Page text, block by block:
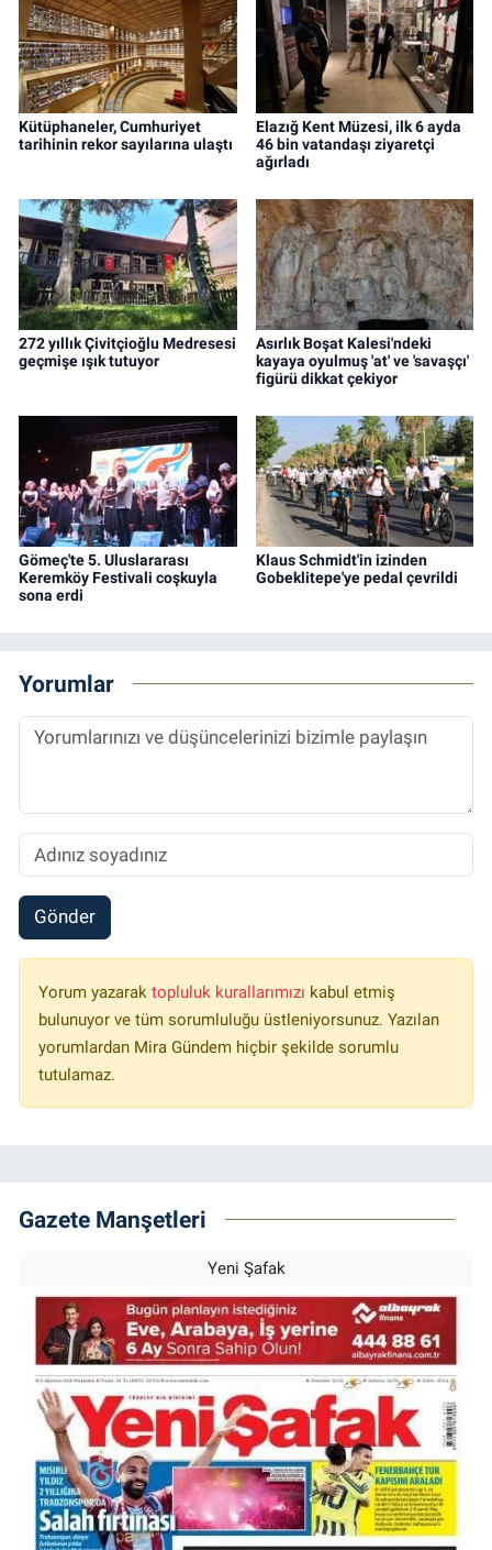
Kütüphaneler, Cumhuriyet
tarihinin rekor sayılarına ulaştı
Elazığ Kent Müzesi, ilk 6 ayda
46 bin vatandaşı ziyaretçi
ağırladı
272 yıllık Çivitçioğlu Medresesi
geçmişe ışık tutuyor
Asırlık Boşat Kalesi'ndeki
kayaya oyulmuş 'at' ve 'savaşçı'
figürü dikkat çekiyor
Gömeç'te 5. Uluslararası
Keremköy Festivali coşkuyla
sona erdi
Klaus Schmidt'in izinden
Gobeklitepe'ye pedal çevrildi
Yorumlar
Gönder
Yorum yazarak topluluk kurallarımızı kabul etmiş
bulunuyor ve tüm sorumluluğu üstleniyorsunuz. Yazılan
yorumlardan Mira Gündem hiçbir şekilde sorumlu
tutulamaz.
Gazete Manşetleri
Yeni Şafak